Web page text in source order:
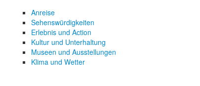
Anreise
Sehenswürdigkeiten
Erlebnis und Action
Kultur und Unterhaltung
Museen und Ausstellungen
Klima und Wetter